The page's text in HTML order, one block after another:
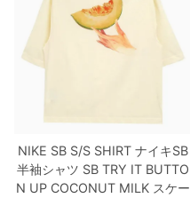
NIKE SB S/S SHIRT ナイキSB
半袖シャツ SB TRY IT BUTTO
N UP COCONUT MILK スケー